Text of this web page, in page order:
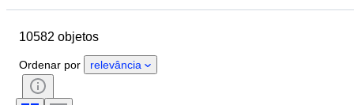
Comprimento da bracelete do relógio
País de origem
Material
Género
Período
10582 objetos
Ordenar por relevância